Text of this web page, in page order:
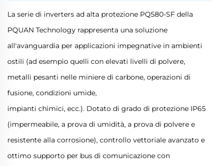
La serie di inverters ad alta protezione PQ580-SF della
PQUAN Technology rappresenta una soluzione
all'avanguardia per applicazioni impegnative in ambienti
ostili (ad esempio quelli con elevati livelli di polvere,
metalli pesanti nelle miniere di carbone, operazioni di
fusione, condizioni umide,
impianti chimici, ecc.). Dotato di grado di protezione IP65
(impermeabile, a prova di umidità, a prova di polvere e
resistente alla corrosione), controllo vettoriale avanzato e
ottimo supporto per bus di comunicazione con